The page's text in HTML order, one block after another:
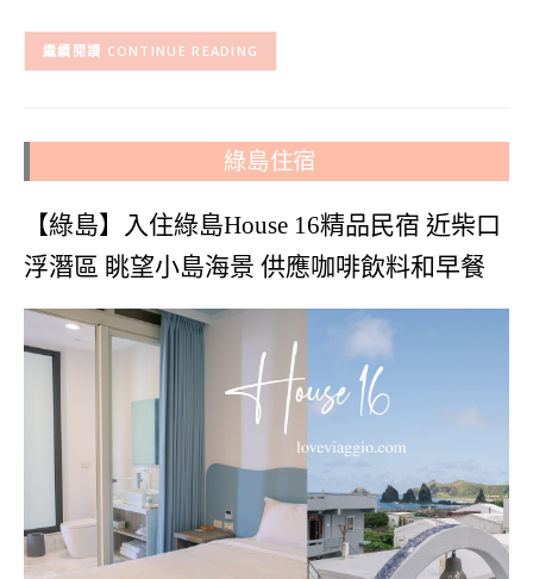
CONTINUE READING
綠島住宿
【綠島】入住綠島House 16精品民宿 近柴口
浮潛區 眺望小島海景 供應咖啡飲料和早餐